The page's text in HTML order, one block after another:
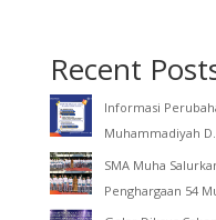
Recent
Informasi
Muhammadiyah
SMA Muha
Penghargaan 54